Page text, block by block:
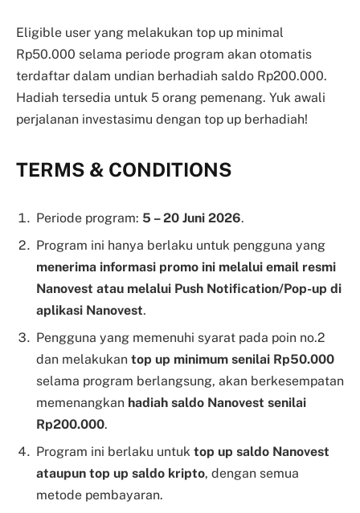
Eligible user yang melakukan top up minimal
Rp50.000 selama periode program akan otomatis
terdaftar dalam undian berhadiah saldo Rp200.000.
Hadiah tersedia untuk 5 orang pemenang. Yuk awali
perjalanan investasimu dengan top up berhadiah!
TERMS & CONDITIONS
Periode program: 5 – 20 Juni 2026.
Program ini hanya berlaku untuk pengguna yang
menerima informasi promo ini melalui email resmi
Nanovest atau melalui Push Notification/Pop-up di
aplikasi Nanovest.
Pengguna yang memenuhi syarat pada poin no.2
dan melakukan top up minimum senilai Rp50.000
selama program berlangsung, akan berkesempatan
memenangkan hadiah saldo Nanovest senilai
Rp200.000.
Program ini berlaku untuk top up saldo Nanovest
ataupun top up saldo kripto, dengan semua
metode pembayaran.